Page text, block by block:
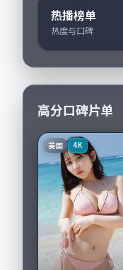
热播榜单
热度与口碑
高分口碑片单
英国 4K